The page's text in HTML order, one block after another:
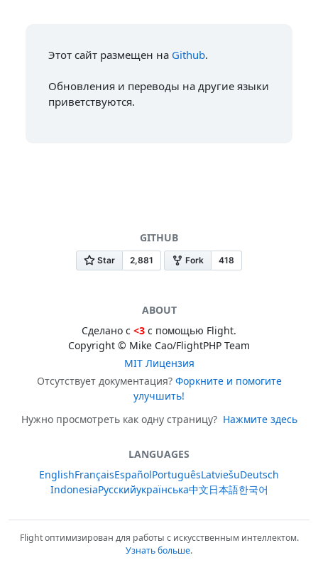
Этот сайт размещен на Github.
Обновления и переводы на другие языки
приветствуются.
GITHUB
ABOUT
Сделано с <3 с помощью Flight.
Copyright © Mike Cao/FlightPHP Team
MIT Лицензия
Отсутствует документация? Форкните и помогите
улучшить!
Нужно просмотреть как одну страницу? Нажмите здесь
LANGUAGES
EnglishFrançaisEspañolPortuguêsLatviešuDeutsch
IndonesiaРусскийукраїнська中文日本語한국어
Flight оптимизирован для работы с искусственным интеллектом.
Узнать больше.